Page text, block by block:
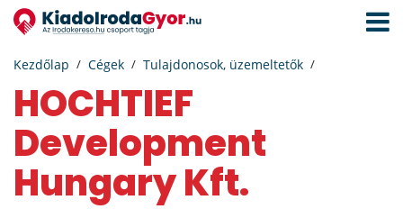
Kezdőlap Cégek Tulajdonosok, üzemeltetők
HOCHTIEF
Development
Hungary Kft.